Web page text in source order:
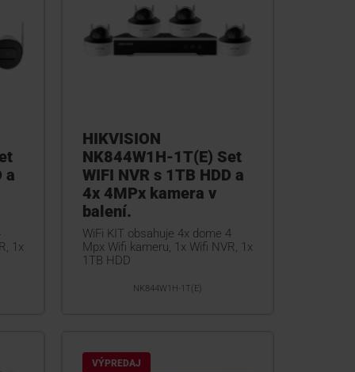
a
1x
HIKVISION
NK844W1H-1T(E) Set
WIFI NVR s 1TB HDD a
4x 4MPx kamera v
balení.
WiFi KIT obsahuje 4x dome 4
Mpx Wifi kameru, 1x Wifi NVR, 1x
1TB HDD
NK844W1H-1T(E)
VÝPREDAJ